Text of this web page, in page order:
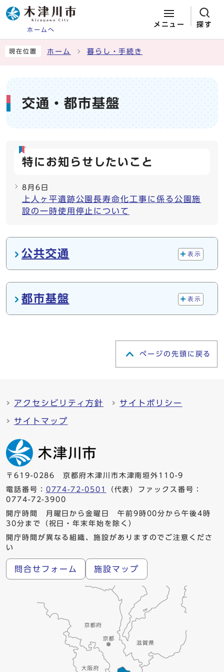
ホームへ
メニュー 探す
現在位置 ホーム 暮らし・手続き
交通・都市基盤
特にお知らせしたいこと
8月6日
上人ヶ平遺跡公園長寿命化工事に係る公園施
設の一時使用停止について
メインメニュー
公共交通 表示
都市基盤 表示
ページの先頭に戻る
アクセシビリティ方針 サイトポリシー
サイトマップ
〒619-0286 京都府木津川市木津南垣外110-9
電話番号： 0774-72-0501
（代表）ファックス番号：
0774-72-3900
開庁時間 月曜日から金曜日 午前9時00分から午後4時
30分まで（祝日・年末年始を除く）
開庁時間が異なる組織、施設がありますのでご注意くださ
い
問合せフォーム 施設マップ